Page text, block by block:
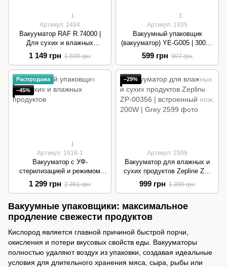
1
Артикул: 2484
Вакууматор RAF R.74000 |
Для сухих и влажных
продуктов, 110 Вт | Grey
1 149 грн 1 599 грн
3
Артикул: 1935
Вакуумный упаковщик
(вакууматор) YE-G005 | 300W,
для сухих и влажных
продуктов | White
599 грн 907 грн
Распродажа
−45%
1
Артикул: 1918-1
Вакууматор с УФ-
стерилизацией и режимом
Sous Vide | для сухих и
влажных продуктов | Grey
1 299 грн 2 361 грн
−29%
Артикул: 2599
Вакууматор для влажных и
сухих продуктов Zepline ZP-
00356 | встроенный нож, 200W
| Grey
999 грн 1 399 грн
Вакуумные упаковщики: максимальное
продление свежести продуктов
Кислород является главной причиной быстрой порчи,
окисления и потери вкусовых свойств еды. Вакууматоры
полностью удаляют воздух из упаковки, создавая идеальные
условия для длительного хранения мяса, сыра, рыбы или